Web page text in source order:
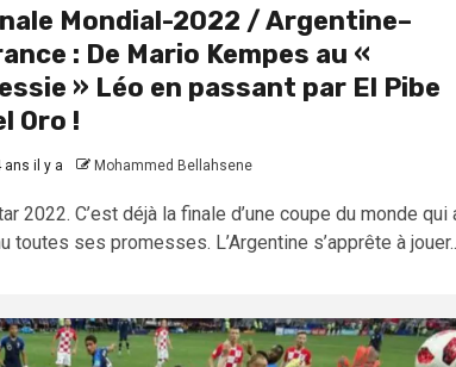
Mondial-2022 / Argentine–
: De Mario Kempes au «
» Léo en passant par El Pibe
Oro !
ans il y a Mohammed Bellahsene
2022. C’est déjà la finale d’une coupe du monde qui
toutes ses promesses. L’Argentine s’apprête à